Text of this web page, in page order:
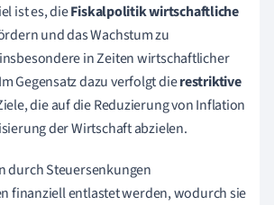
ist es, dieFiskalpolitik wirtschaftliche
und das Wachstum zu
in Zeiten wirtschaftlicher
Gegensatz dazu verfolgt dierestriktive
die auf die Reduzierung von Inflation
der Wirtschaft abzielen.
durch Steuersenkungen
finanziell entlastet werden, wodurch sie